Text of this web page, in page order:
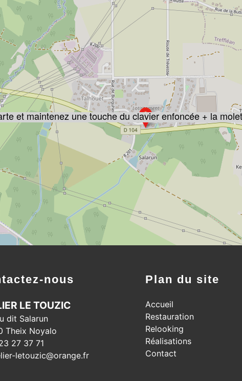
et maintenez une touche du clavier enfoncée + la
nous
LE TOUZIC
dit Salarun
Theix Noyalo
27 37 71
letouzic@orange.fr
Plan du site
Accueil
Restauration
Relooking
Réalisations
Contact